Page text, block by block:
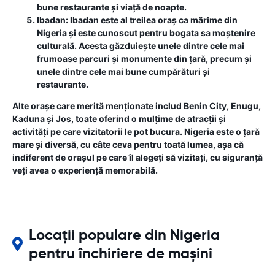
bune restaurante și viață de noapte.
Ibadan:Ibadan este al treilea oraș ca mărime din
Nigeria și este cunoscut pentru bogata sa moștenire
culturală. Acesta găzduiește unele dintre cele mai
frumoase parcuri și monumente din țară, precum și
unele dintre cele mai bune cumpărături și
restaurante.
Alte orașe care merită menționate includ Benin City, Enugu,
Kaduna și Jos, toate oferind o mulțime de atracții și
activități pe care vizitatorii le pot bucura. Nigeria este o țară
mare și diversă, cu câte ceva pentru toată lumea, așa că
indiferent de orașul pe care îl alegeți să vizitați, cu siguranță
veți avea o experiență memorabilă.
Locații populare din Nigeria
pentru închiriere de mașini